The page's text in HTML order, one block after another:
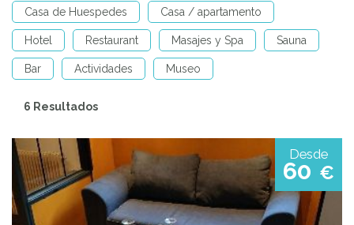
Casa de Huespedes Casa / apartamento
Hotel Restaurant Masajes y Spa Sauna
Bar Actividades Museo
6 Resultados
Desde
60 €